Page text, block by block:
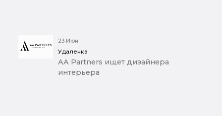
23 Июн
Удаленка
AA Partners ищет дизайнера
интерьера